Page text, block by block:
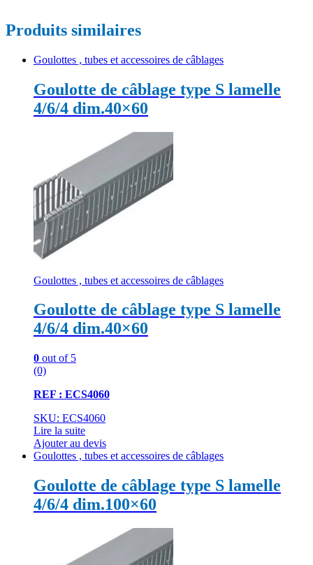
Produits similaires
Goulottes , tubes et accessoires de câblages
Goulotte de câblage type S lamelle
4/6/4 dim.40×60
Goulottes , tubes et accessoires de câblages
Goulotte de câblage type S lamelle
4/6/4 dim.40×60
0 out of 5
(0)
REF : ECS4060
SKU: ECS4060
Lire la suite
Ajouter au devis
Goulottes , tubes et accessoires de câblages
Goulotte de câblage type S lamelle
4/6/4 dim.100×60